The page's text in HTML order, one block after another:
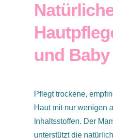
Preis
war:
€19,99
Preis
ist:
€14,99.
und Baby
Pflegt trockene,
Haut mit nur wenigen
Inhaltsstoffen. Der
unterstützt die